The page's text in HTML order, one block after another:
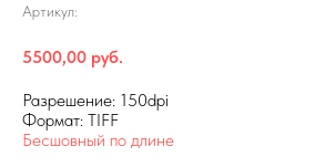
Артикул:
5500,00 руб.
Разрешение: 150dpi
Формат: TIFF
Бесшовный по длине